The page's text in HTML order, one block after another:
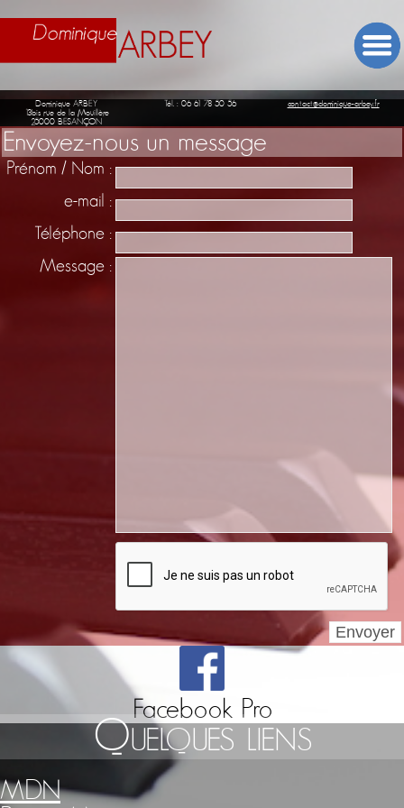
Dominique ARBEY
13bis rue de la Mouillère
25000 BESANÇON
Tél. : 06 61 78 50 56 contact@dominique-arbey.fr
Envoyez-nous un message
Prénom / Nom :
e-mail :
Téléphone :
Message :
Facebook Pro
Quelques liens
MDN